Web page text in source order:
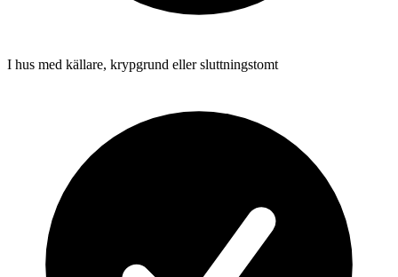
I hus med källare, krypgrund eller sluttningstomt